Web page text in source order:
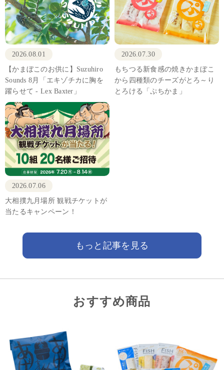
2026.08.01
【かまぼこのお供に】Suzuhiro
Sounds 8月「エキゾチカに胸を
躍らせて - Lex Baxter」
2026.07.30
もちつる新食感の焼きかまぼこ
から四種類のチーズがとろ～り
とろける「ぷちかま」
2026.07.06
大相撲九月場所 観戦チケットが
当たるキャンペーン！
もっと記事を見る
おすすめ商品